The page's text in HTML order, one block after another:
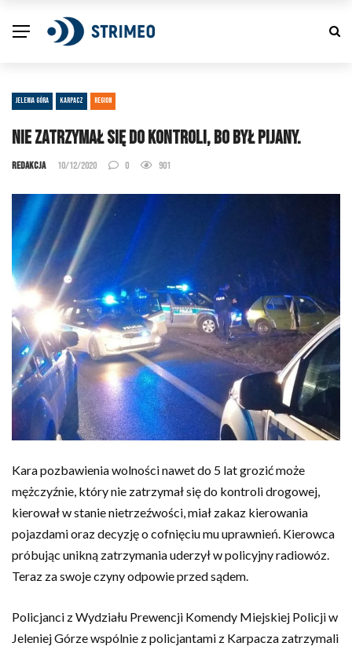
JELENIA GÓRA KARPACZ REGION
Nie zatrzymał się do kontroli, bo był pijany.
Redakcja 10/12/2020 0 901
Kara pozbawienia wolności nawet do 5 lat grozić może
mężczyźnie, który nie zatrzymał się do kontroli drogowej,
kierował w stanie nietrzeźwości, miał zakaz kierowania
pojazdami oraz decyzję o cofnięciu mu uprawnień. Kierowca
próbując unikną zatrzymania uderzył w policyjny radiowóz.
Teraz za swoje czyny odpowie przed sądem.
Policjanci z Wydziału Prewencji Komendy Miejskiej Policji w
Jeleniej Górze wspólnie z policjantami z Karpacza zatrzymali